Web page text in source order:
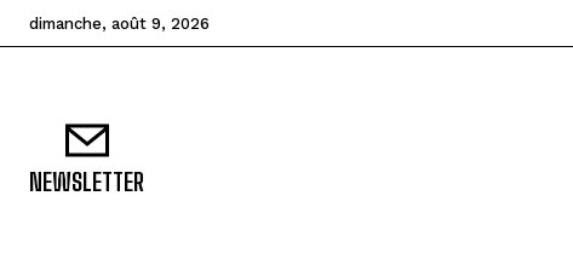
dimanche, août 9, 2026
NEWSLETTER